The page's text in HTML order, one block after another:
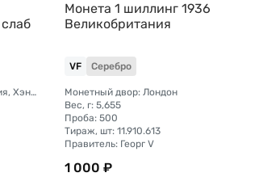
Монетный двор: Великобритания, Хэндсворс
Монета 1 шиллинг 1936
Великобритания
VF Серебро
Монетный двор: Лондон
Вес, г: 5,655
Проба: 500
Тираж, шт: 11.910.613
Правитель: Георг V
1 000 ₽